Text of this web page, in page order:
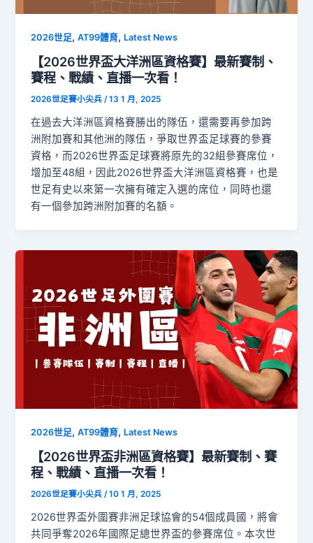
2026世足,AT99體育, Latest News
【2026世界盃大洋洲區資格賽】最新賽制、
賽程、戰績、直播一次看！
2026世足賽小尖兵/13 1 月, 2025
在過去大洋洲區資格賽勝出的隊伍，還需要再參加跨
洲附加賽和其他洲的隊伍，爭取世界盃足球賽的參賽
資格，而2026世界盃足球賽將原先的32組參賽席位，
增加至48組，因此2026世界盃大洋洲區資格賽，也是
世足有史以來第一次擁有確定入選的席位，同時也還
有一個參加跨洲附加賽的名額。
2026世足,AT99體育, Latest News
【2026世界盃非洲區資格賽】最新賽制、賽
程、戰績、直播一次看！
2026世足賽小尖兵/10 1 月, 2025
2026世界盃外圍賽非洲足球協會的54個成員國，將會
共同爭奪2026年國際足總世界盃的參賽席位。本次世